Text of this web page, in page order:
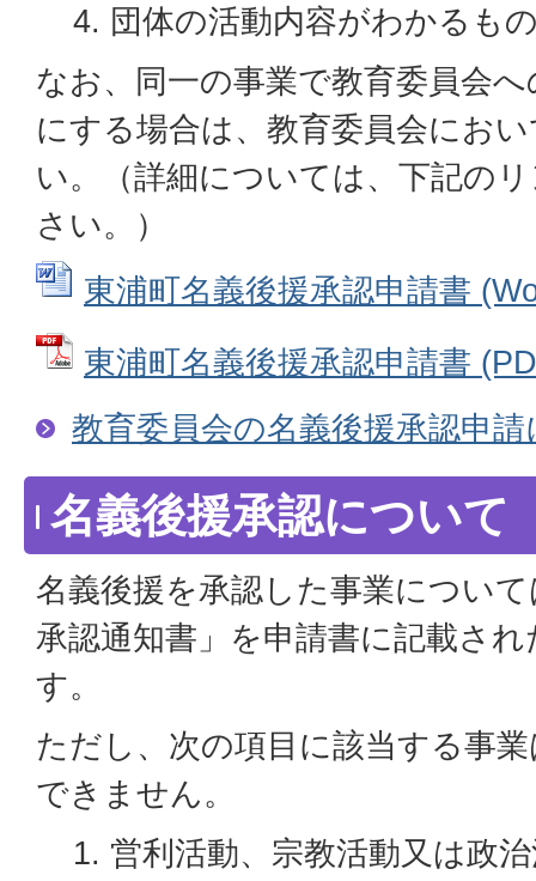
団体の活動内容がわかるも
なお、同一の事業で教育委員会
にする場合は、教育委員会にお
い。（詳細については、下記の
さい。）
東浦町名義後援承認申請書
東浦町名義後援承認申請書
教育委員会の名義後援承認申
名義後援承認について
名義後援を承認した事業につい
承認通知書」を申請書に記載さ
す。
ただし、次の項目に該当する事
できません。
営利活動、宗教活動又は政